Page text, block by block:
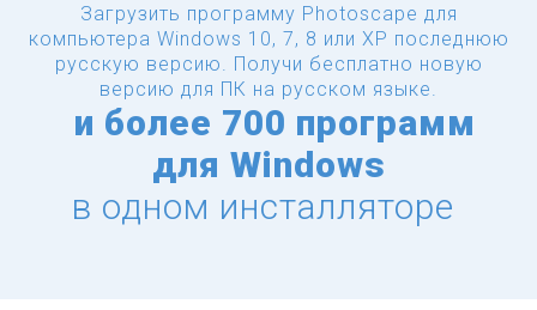
Загрузить программу Photoscape для
компьютера Windows 10, 7, 8 или XP последнюю
русскую версию.
Получи бесплатно новую
версию для ПК на русском языке.
и более 700 программ
для Windows
в одном инсталляторе